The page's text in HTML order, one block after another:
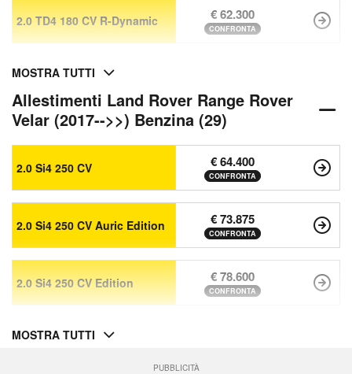
2.0 TD4 180 CV R-Dynamic € 62.300
CONFRONTA
MOSTRA TUTTI
Allestimenti Land Rover Range Rover
Velar (2017-->>) Benzina (29)
2.0 Si4 250 CV € 64.400
CONFRONTA
2.0 Si4 250 CV Auric Edition € 73.875
CONFRONTA
2.0 Si4 250 CV Edition € 78.600
CONFRONTA
MOSTRA TUTTI
PUBBLICITÀ